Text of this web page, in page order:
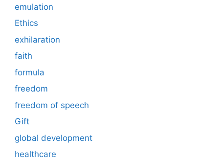
emulation
Ethics
exhilaration
faith
formula
freedom
freedom of speech
Gift
global development
healthcare